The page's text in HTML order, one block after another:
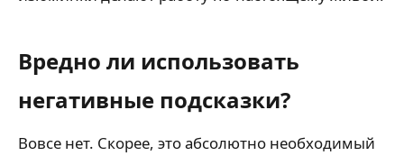
Вредно ли использовать
негативные подсказки?
Вовсе нет. Скорее, это абсолютно необходимый